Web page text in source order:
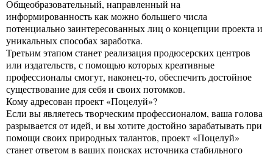
Общеобразовательный, направленный на
информированность как можно большего числа
потенциально заинтересованных лиц о концепции проекта и
уникальных способах заработка.
Третьим этапом станет реализация продюсерских центров
или издательств, с помощью которых креативные
профессионалы смогут, наконец-то, обеспечить достойное
существование для себя и своих потомков.
Кому адресован проект «Поцелуй»?
Если вы являетесь творческим профессионалом, ваша голова
разрывается от идей, и вы хотите достойно зарабатывать при
помощи своих природных талантов, проект «Поцелуй»
станет ответом в ваших поисках источника стабильного